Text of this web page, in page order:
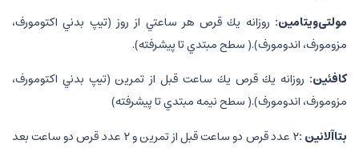
مولتی‌ویتامین: روزانه يك قرص هر ساعتي از روز (تيپ بدني اكتومورف،
مزومورف، اندومورف).( سطح مبتدي تا پيشرفته).
كافئين: روزانه يك قرص يك ساعت قبل از تمرين (تيپ بدني اكتومورف،
مزومورف، اندومورف).( سطح نيمه مبتدي تا پيشرفته)
بتاآلانين :
۲ عدد قرص دو ساعت قبل از تمرين و ۲ عدد قرص دو ساعت بعد